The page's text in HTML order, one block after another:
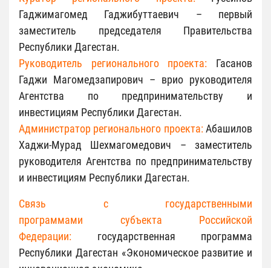
Гаджимагомед Гаджибуттаевич – первый
заместитель председателя Правительства
Республики Дагестан.
Руководитель регионального проекта: Гасанов
Гаджи Магомедзапирович – врио руководителя
Агентства по предпринимательству и
инвестициям Республики Дагестан.
Администратор регионального проекта:Абашилов
Хаджи-Мурад Шехмагомедович – заместитель
руководителя Агентства по предпринимательству
и инвестициям Республики Дагестан.
Связь с государственными
программами субъекта Российской
Федерации: государственная программа
Республики Дагестан «Экономическое развитие и